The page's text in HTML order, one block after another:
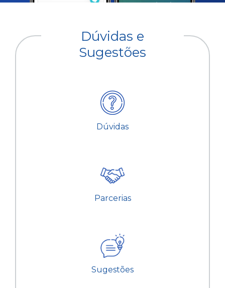
Dúvidas e
Sugestões
Dúvidas
Parcerias
Sugestões